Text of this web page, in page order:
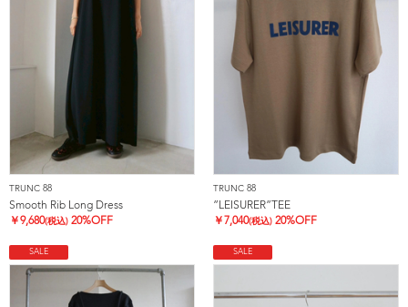
TRUNC 88
Smooth Rib Long Dress
￥9,680(税込) 20%OFF
TRUNC 88
”LEISURER”TEE
￥ 7,040(税込) 20%OFF
SALE SALE